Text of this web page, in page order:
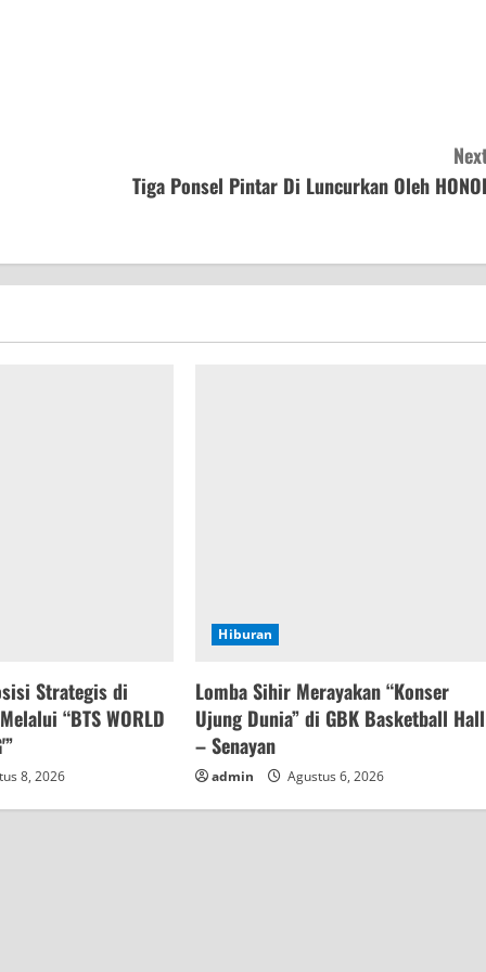
Tiga Ponsel Pintar Di Luncurkan Oleh
Strategis di
“BTS WORLD
8, 2026
Hiburan
Lomba Sihir Merayakan “Konser
Ujung Dunia” di GBK Basketball Hall
– Senayan
admin Agustus 6, 2026